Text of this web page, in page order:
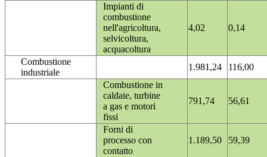
Impianti di
combustione
nell'agricoltura,
selvicoltura,
acquacoltura
4,02 0,14
Combustione
industriale
1.981,24
116,00
Combustione in
caldaie, turbine
a gas e motori
fissi
791,74 56,61
Forni di
processo con
contatto
1.189,50 59,39